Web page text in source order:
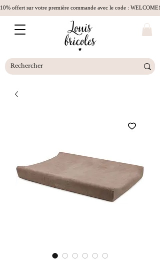
10% offert sur votre première commande avec le code :